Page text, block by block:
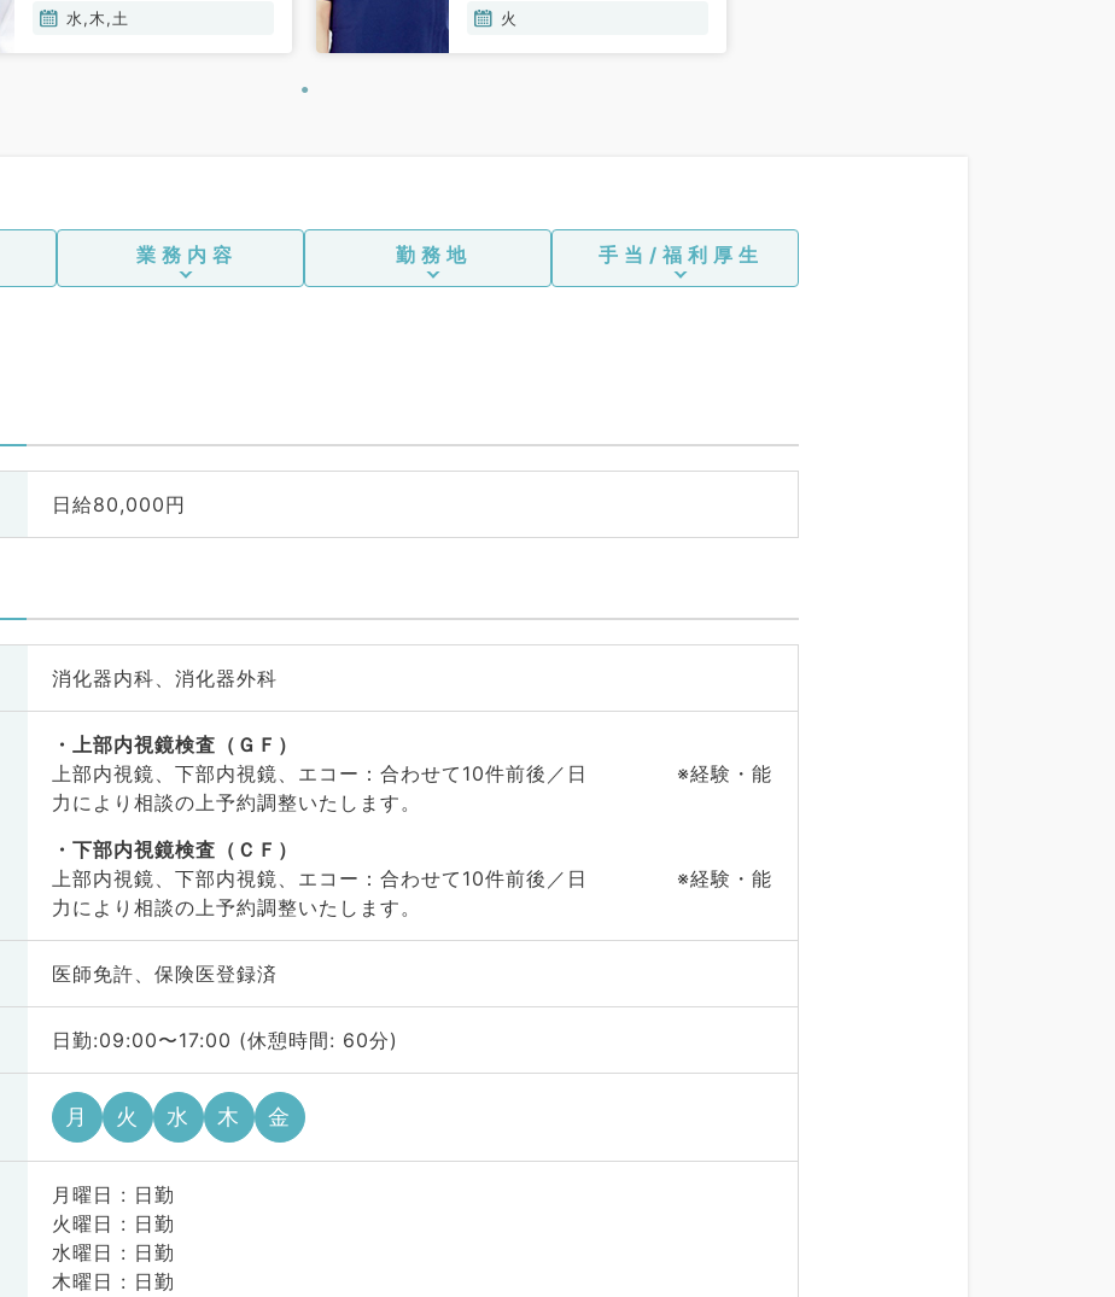
水,木,土
臓内科、外科系全般、一般
火
業務内容 勤務地 手当/福利厚生
日給80,000円
消化器内科、消化器外科
上部内視鏡検査（ＧＦ）
上部内視鏡、下部内視鏡、エコー：合わせて10件前後／日 ※経験・能
力により相談の上予約調整いたします。
下部内視鏡検査（ＣＦ）
上部内視鏡、下部内視鏡、エコー：合わせて10件前後／日 ※経験・能
力により相談の上予約調整いたします。
医師免許、保険医登録済
日勤:09:00〜17:00 (休憩時間: 60分)
月 火 水 木 金
月曜日 : 日勤
火曜日 : 日勤
水曜日 : 日勤
木曜日 : 日勤